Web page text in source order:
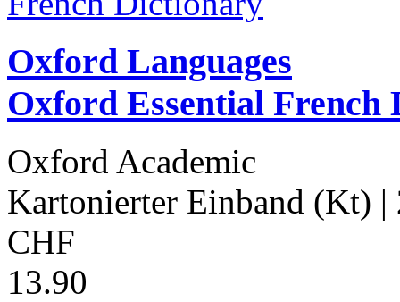
Oxford Languages
Oxford Essential French
Oxford Academic
Kartonierter Einband (Kt) |
CHF
13.90